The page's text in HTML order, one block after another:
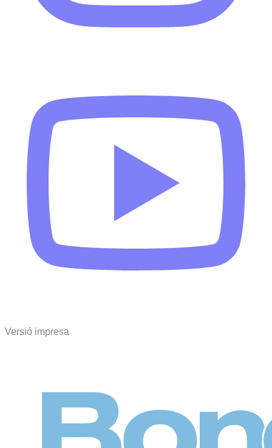
Versió impresa